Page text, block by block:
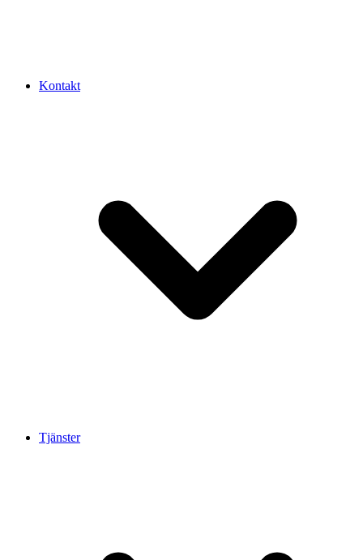
Kontakt
Tjänster